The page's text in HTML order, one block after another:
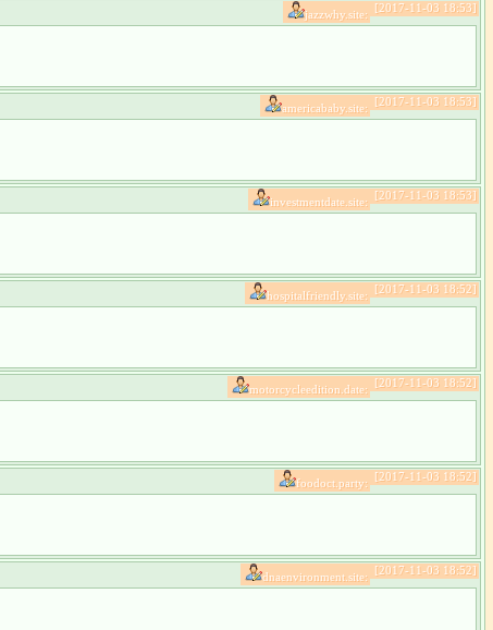
[2017-11-03 18:53]
jazzwhy.site:
[2017-11-03 18:53]
americababy.site:
[2017-11-03 18:53]
investmentdate.site:
[2017-11-03 18:52]
hospitalfriendly.site:
[2017-11-03 18:52]
motorcycleedition.date:
[2017-11-03 18:52]
foodoct.party:
[2017-11-03 18:52]
dnaenvironment.site: